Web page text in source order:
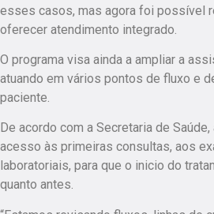
esses casos, mas agora foi possível
oferecer atendimento integrado.
O programa visa ainda a ampliar a
atuando em vários pontos de fluxo e
paciente.
De acordo com a Secretaria de
acesso às primeiras consultas, aos
laboratoriais, para que o inicio do
quanto antes.